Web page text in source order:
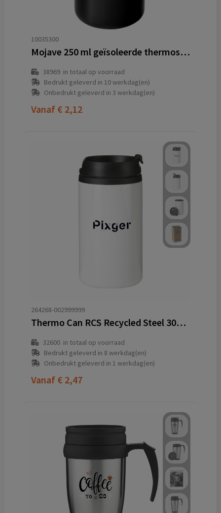
10035300
Mojave 250 ml geïsoleerde thermosbeker
38969in totaal op voorraad
Bedrukt geleverd in 10 werkdag(en)
Onbedrukt geleverd in 3 werkdag(en)
Vanaf € 2,12
264268-002999999
Thermo Can RCS Recycled Steel 300 ml thermosbeker
32600in totaal op voorraad
Bedrukt geleverd in 8 werkdag(en)
Onbedrukt geleverd in 1 werkdag(en)
Vanaf € 2,47